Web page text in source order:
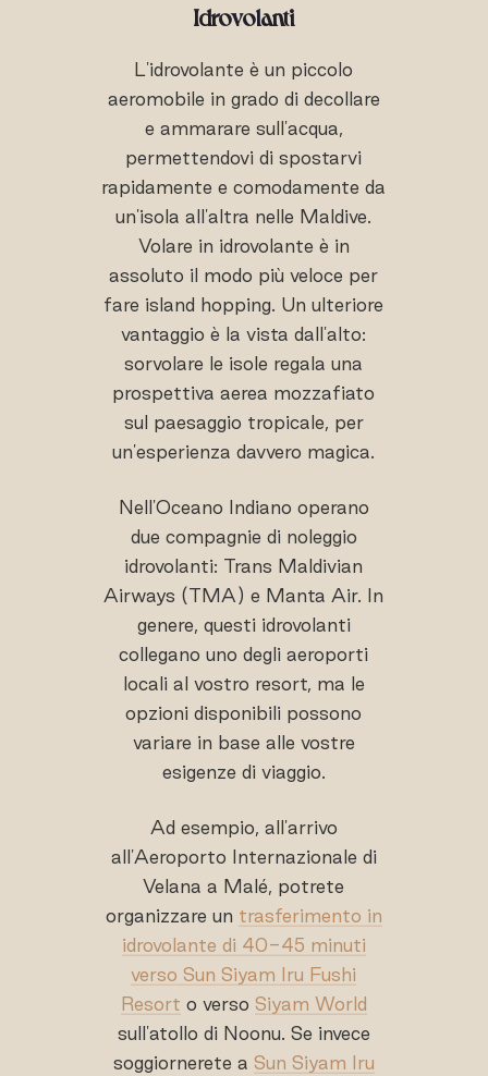
Idrovolanti
L'idrovolante è un piccolo
aeromobile in grado di decollare
e ammarare sull'acqua,
permettendovi di spostarvi
rapidamente e comodamente da
un'isola all'altra nelle Maldive.
Volare in idrovolante è in
assoluto il modo più veloce per
fare island hopping. Un ulteriore
vantaggio è la vista dall'alto:
sorvolare le isole regala una
prospettiva aerea mozzafiato
sul paesaggio tropicale, per
un'esperienza davvero magica.
Nell'Oceano Indiano operano
due compagnie di noleggio
idrovolanti: Trans Maldivian
Airways (TMA) e Manta Air. In
genere, questi idrovolanti
collegano uno degli aeroporti
locali al vostro resort, ma le
opzioni disponibili possono
variare in base alle vostre
esigenze di viaggio.
Ad esempio, all'arrivo
all'Aeroporto Internazionale di
Velana a Malé, potrete
organizzare un trasferimento in
idrovolante di 40-45 minuti
verso Sun Siyam Iru Fushi
Resort o verso Siyam World
sull'atollo di Noonu. Se invece
soggiornerete a Sun Siyam Iru